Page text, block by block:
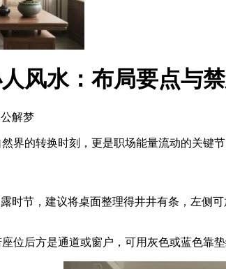
风水：布局要点与
解梦
界的转换时刻，更是职场能量流动的关键
时节，建议将桌面整理得井井有条，左
位后方是通道或窗户，可用灰色或蓝色靠